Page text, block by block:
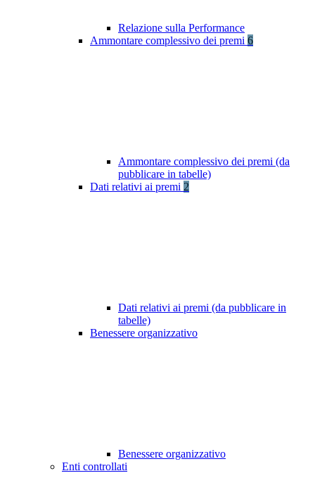
Relazione sulla Performance
Ammontare complessivo dei premi 6
Ammontare complessivo dei premi (da
pubblicare in tabelle)
Dati relativi ai premi 2
Dati relativi ai premi (da pubblicare in
tabelle)
Benessere organizzativo
Benessere organizzativo
Enti controllati